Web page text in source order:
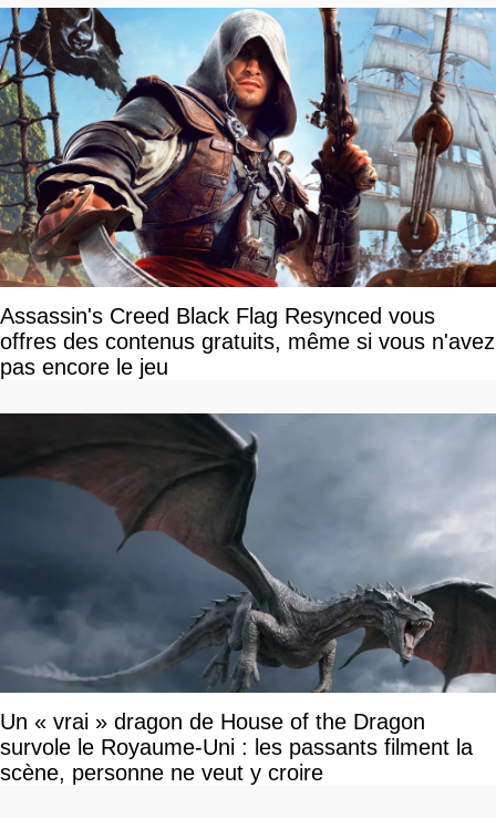
Assassin's Creed Black Flag Resynced vous
offres des contenus gratuits, même si vous n'avez
pas encore le jeu
Un « vrai » dragon de House of the Dragon
survole le Royaume-Uni : les passants filment la
scène, personne ne veut y croire